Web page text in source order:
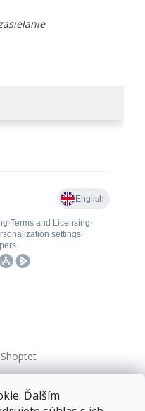
Ďalším
práva vyhradené.